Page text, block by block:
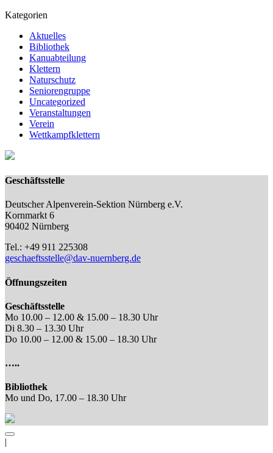
Kategorien
Aktuelles
Bibliothek
Kanuabteilung
Klettern
Naturschutz
Seniorengruppe
Uncategorized
Veranstaltungen
Verein
Wettkampfklettern
Geschäftsstelle
Deutscher Alpenverein-Sektion Nürnberg e.V.
Kornmarkt 6
90402 Nürnberg
Tel.: +49 911 225308
geschaeftsstelle@dav-nuernberg.de
Öffnungszeiten
Geschäftsstelle
Mo 10.00 – 12.00 & 15.00 – 18.30 Uhr
Di 8.30 – 13.30 Uhr
Do 10.00 – 12.00 & 15.00 – 18.30 Uhr
…..
Bibliothek
Mo und Do, 17.00 – 18.30 Uhr